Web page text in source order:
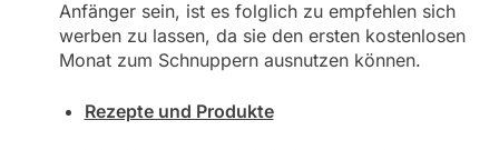
Anfänger sein, ist es folglich zu empfehlen sich
werben zu lassen, da sie den ersten kostenlosen
Monat zum Schnuppern ausnutzen können.
Rezepte und Produkte